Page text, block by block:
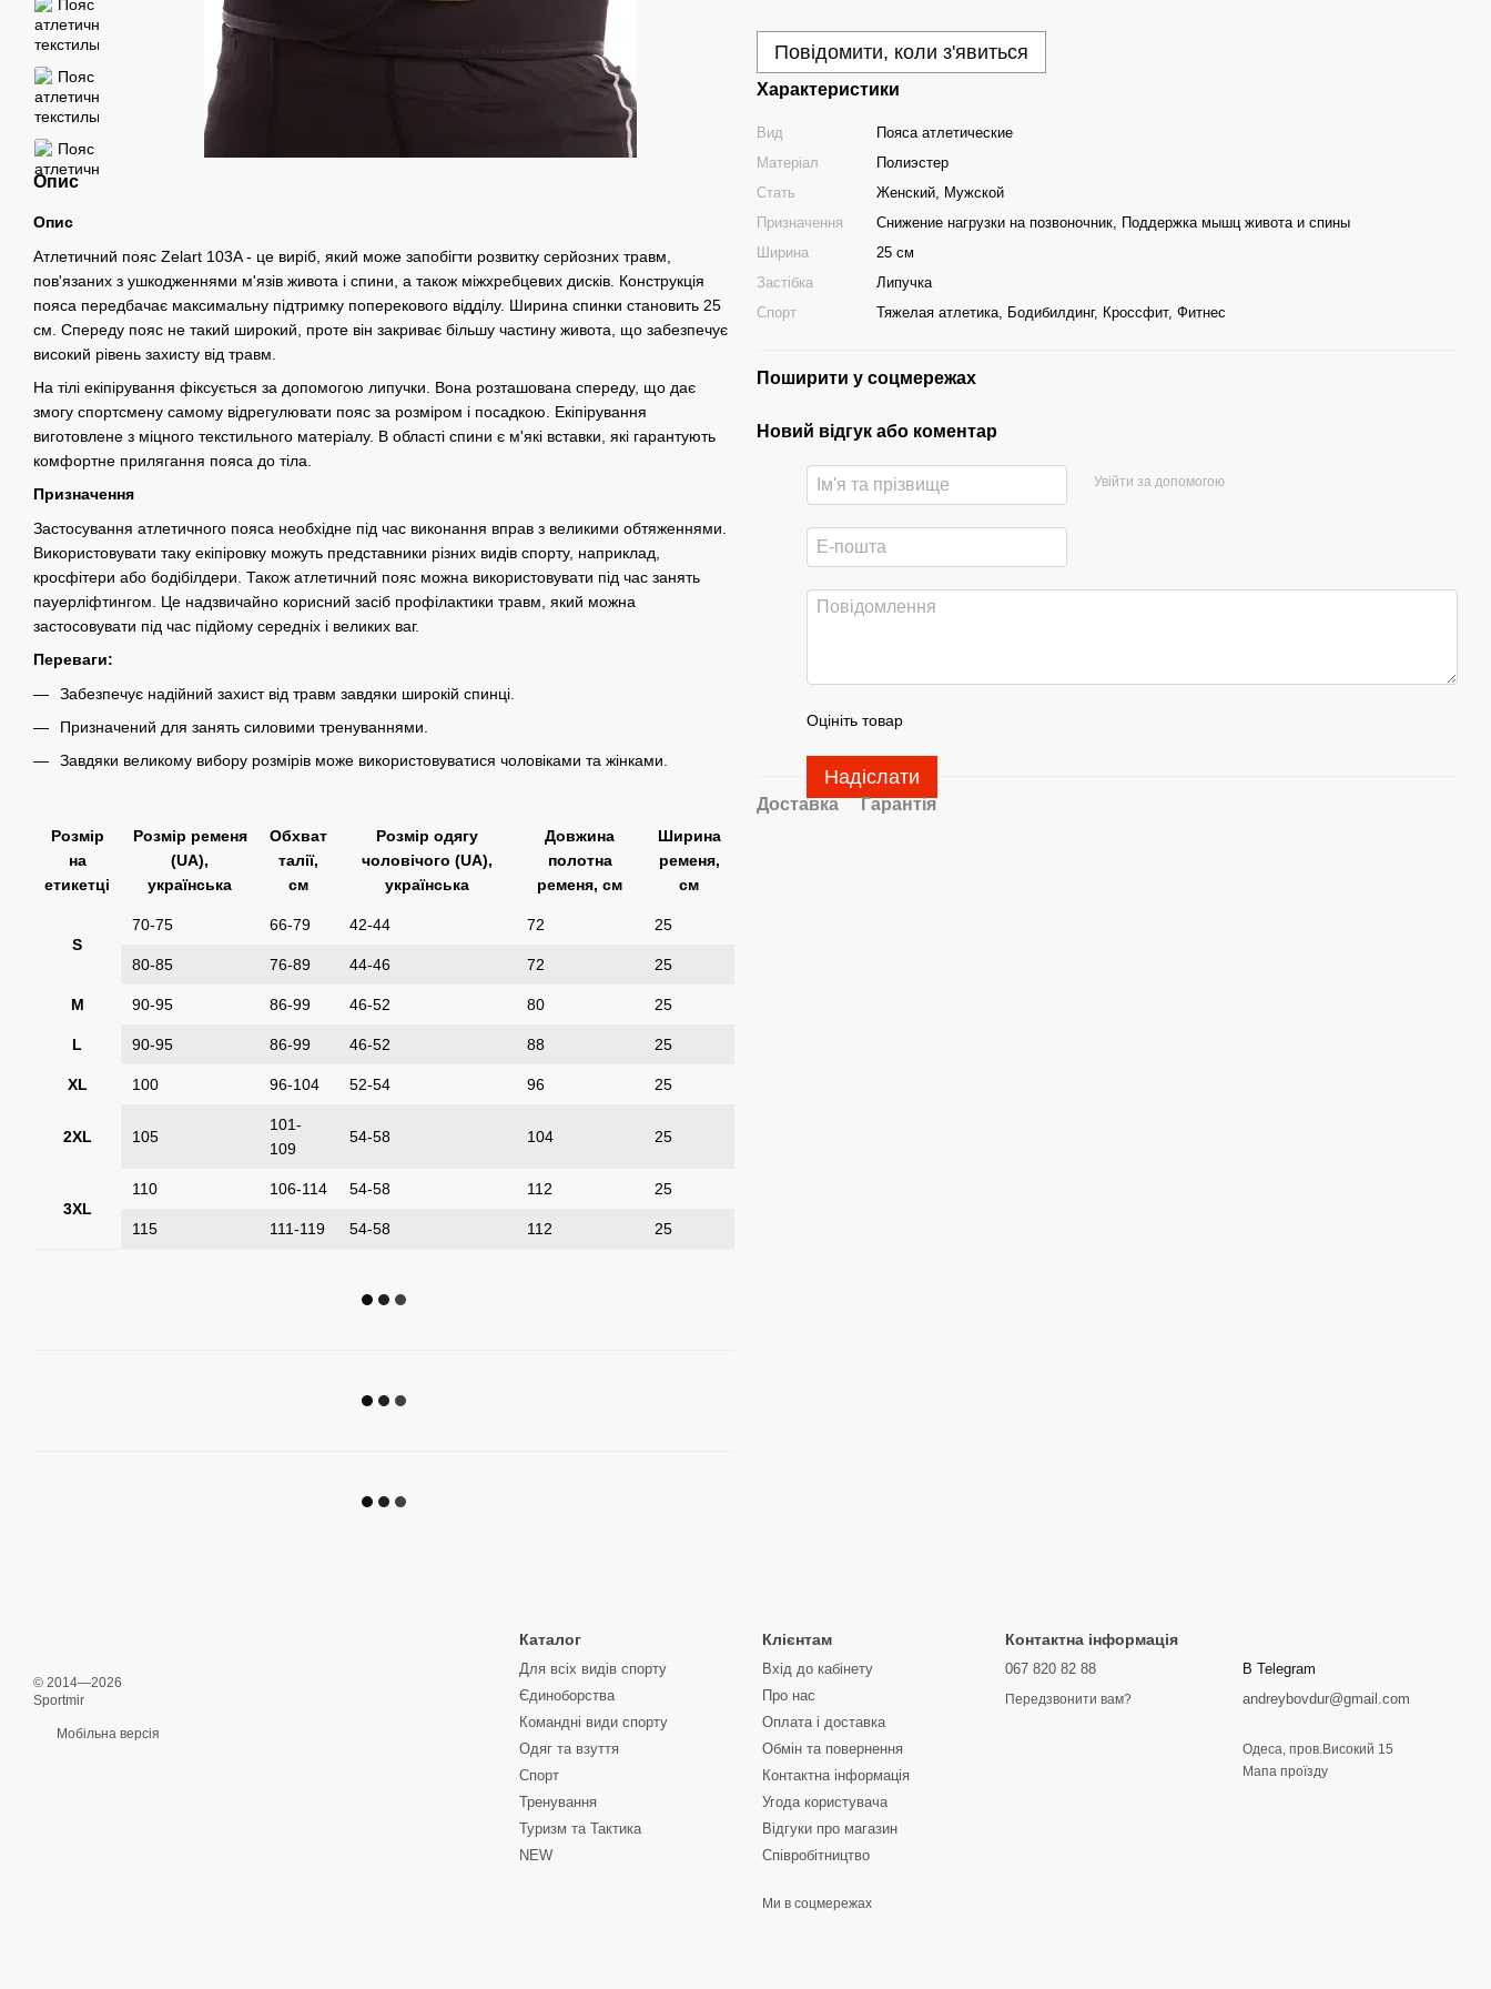
Опис
Опис
Атлетичний пояс Zelart 103A - це виріб, який може запобігти розвитку серйозних травм,
пов'язаних з ушкодженнями м'язів живота і спини, а також міжхребцевих дисків. Конструкція
пояса передбачає максимальну підтримку поперекового відділу. Ширина спинки становить 25
см. Спереду пояс не такий широкий, проте він закриває більшу частину живота, що забезпечує
високий рівень захисту від травм.
На тілі екіпірування фіксується за допомогою липучки. Вона розташована спереду, що дає
змогу спортсмену самому відрегулювати пояс за розміром і посадкою. Екіпірування
виготовлене з міцного текстильного матеріалу. В області спини є м'які вставки, які гарантують
комфортне прилягання пояса до тіла.
Призначення
Застосування атлетичного пояса необхідне під час виконання вправ з великими обтяженнями.
Використовувати таку екіпіровку можуть представники різних видів спорту, наприклад,
кросфітери або бодібілдери. Також атлетичний пояс можна використовувати під час занять
пауерліфтингом. Це надзвичайно корисний засіб профілактики травм, який можна
застосовувати під час підйому середніх і великих ваг.
Переваги:
Забезпечує надійний захист від травм завдяки широкій спинці.
Призначений для занять силовими тренуваннями.
Завдяки великому вибору розмірів може використовуватися чоловіками та жінками.
Розмір
на
етикетці
Розмір ременя
(UA),
українська
Обхват
талії,
см
Розмір одягу
чоловічого (UA),
українська
Довжина
полотна
ременя, см
Ширина
ременя,
см
S
70-75 66-79 42-44 72 25
80-85 76-89 44-46 72 25
M 90-95 86-99 46-52 80 25
L 90-95 86-99 46-52 88 25
XL 100 96-104 52-54 96 25
2XL 105
101-
109
54-58 104 25
3XL
110 106-114 54-58 112 25
115 111-119 54-58 112 25
Повідомити, коли з'явиться
Характеристики
Вид
Пояса атлетические
Матеріал
Полиэстер
Стать
Женский, Мужской
Призначення
Снижение нагрузки на позвоночник, Поддержка мышц живота и спины
Ширина
25 см
Застібка
Липучка
Спорт
Тяжелая атлетика, Бодибилдинг, Кроссфит, Фитнес
Поширити у соцмережах
Новий відгук або коментар
Увійти за допомогою
Оцініть товар
Надіслати
Доставка Гарантія
© 2014—2026
Sportmir
Мобільна версія
Каталог
Для всіх видів спорту
Єдиноборства
Командні види спорту
Одяг та взуття
Спорт
Тренування
Туризм та Тактика
NEW
Клієнтам
Вхід до кабінету
Про нас
Оплата і доставка
Обмін та повернення
Контактна інформація
Угода користувача
Відгуки про магазин
Співробітництво
Ми в соцмережах
Контактна інформація
067 820 82 88
Передзвонити вам?
В Telegram
andreybovdur@gmail.com
Одеса, пров.Високий 15
Мапа проїзду